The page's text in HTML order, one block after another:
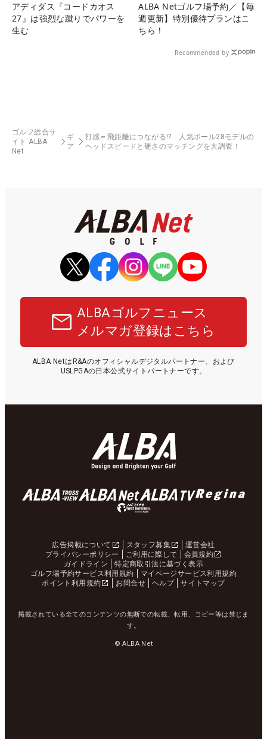
アディダス『コードカオス
27』は強烈な蹴りでパワーを
生む
ALBA Netゴルフ場予約／【毎
週更新】特別優待プランはこ
ちら！
Recommended by
ゴルフ総合サ
イト ALBA
Net
ギ
ア
打感＝飛距離につながる!? 人気ボール28モデルの
ヘッドスピードと硬さのマッチングを大調査！
ALBAゴルフニュース
メルマガ登録はこちら
ALBA NetはR&Aのオフィシャルデジタルパートナー、および
USLPGAの日本公式サイトパートナーです。
広告掲載について スタッフ募集
運営会社
プライバシーポリシー
ご利用に際して
会員規約
ガイドライン
特定商取引法に基づく表示
ゴルフ場予約サービス利用規約
マイページサービス利用規約
ポイント利用規約
お問合せ ヘルプ サイトマップ
掲載されている全てのコンテンツの無断での転載、転用、コピー等は禁じま
す。
© ALBA Net